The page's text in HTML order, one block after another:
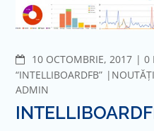
10 OCTOMBRIE, 2017
0
“INTELLIBOARDFB”
NOUTĂȚI
ADMIN